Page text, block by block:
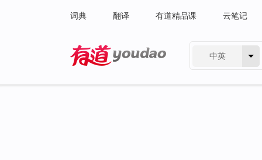
词典 翻译 有道精品课 云笔记
中英